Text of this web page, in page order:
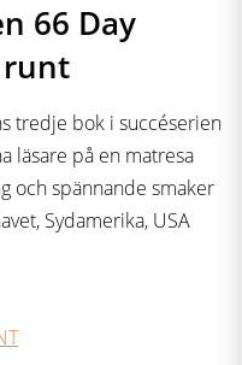
66 Day
runt
tredje bok i succéserien
läsare på en matresa
och spännande smaker
Sydamerika, USA